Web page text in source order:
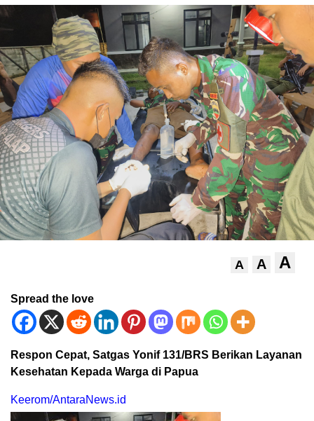
A A A
Spread the love
Respon Cepat, Satgas Yonif 131/BRS Berikan Layanan
Kesehatan Kepada Warga di Papua
Keerom/AntaraNews.id